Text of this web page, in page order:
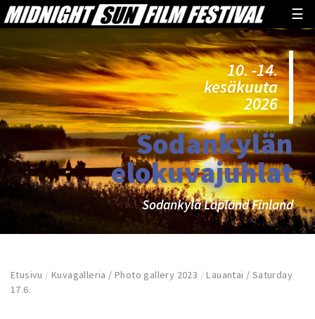
☰
10. -14.
kesäkuuta
2026
Sodankylän
elokuvajuhlat
Sodankylä Lapland Finland
Etusivu /Kuvagalleria / Photo gallery 2023 /Lauantai / Saturday
17.6.